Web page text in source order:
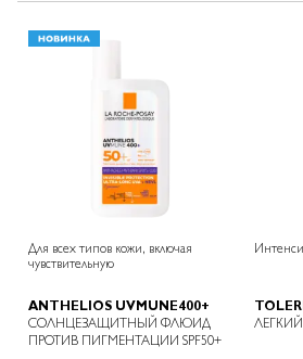
Для всех типов кожи, включая
чувствительную
ANTHELIOS UVMUNE400+
СОЛНЦЕЗАЩИТНЫЙ ФЛЮИД
ПРОТИВ ПИГМЕНТАЦИИ SPF50+